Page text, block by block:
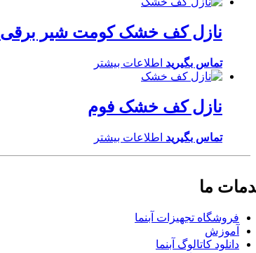
نازل کف خشک کومت شیر برقی
تماس بگیرید اطلاعات بیشتر
نازل کف خشک فوم
تماس بگیرید اطلاعات بیشتر
ما
فروشگاه تجهیزات آبنما
آموزش
دانلود کاتالوگ آبنما